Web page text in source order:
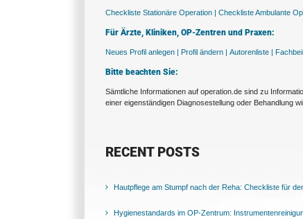
Checkliste Stationäre Operation | Checkliste Ambulante
Für Ärzte, Kliniken, OP-Zentren und Praxen:
Neues Profil anlegen | Profil ändern | Autorenliste |
Bitte beachten Sie:
Sämtliche Informationen auf operation.de sind zu
einer eigenständigen Diagnosestellung oder Behandlung
RECENT POSTS
Hautpflege am Stumpf nach der Reha: Checkliste für
Hygienestandards im OP-Zentrum: